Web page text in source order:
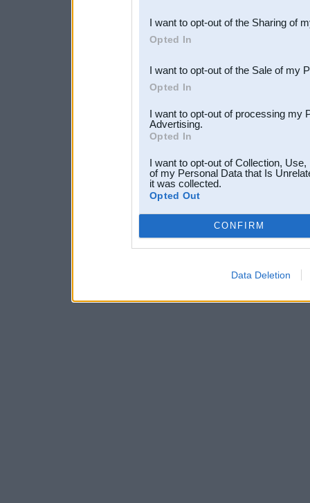
Downstream Participants
third parties.
I want to opt-out of the Sharing of
Opted In
I want to opt-out of the Sale of my
Opted In
I want to opt-out of processing my
Advertising.
Opted In
I want to opt-out of Collection,
of my Personal Data that Is
it was collected.
Opted Out
CONFIRM
Data Deletion